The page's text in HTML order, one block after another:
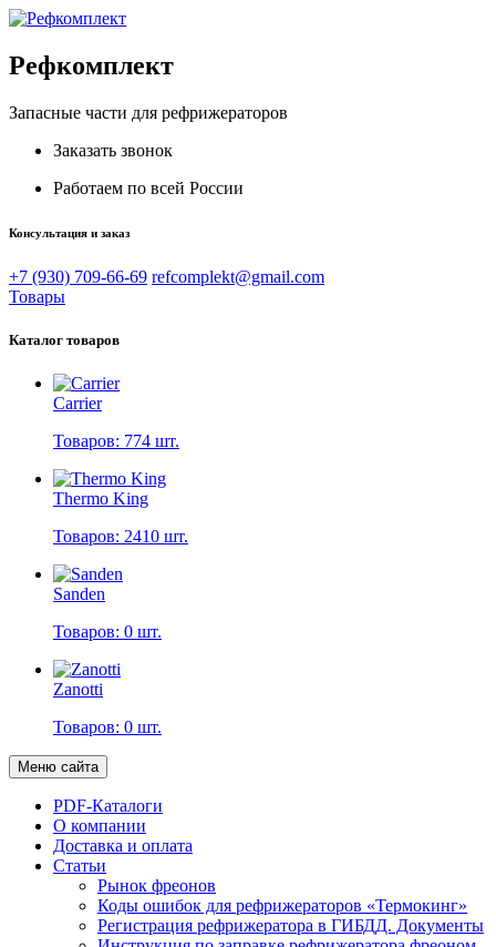
Рефкомплект
Запасные части для рефрижераторов
Заказать звонок
Работаем по всей России
Консультация и заказ
+7 (930) 709-66-69 refcomplekt@gmail.com
Товары
Каталог товаров
Carrier
Товаров: 774 шт.
Thermo King
Товаров: 2410 шт.
Sanden
Товаров: 0 шт.
Zanotti
Товаров: 0 шт.
Меню сайта
PDF-Каталоги
О компании
Доставка и оплата
Статьи
Рынок фреонов
Коды ошибок для рефрижераторов «Термокинг»
Регистрация рефрижератора в ГИБДД. Документы